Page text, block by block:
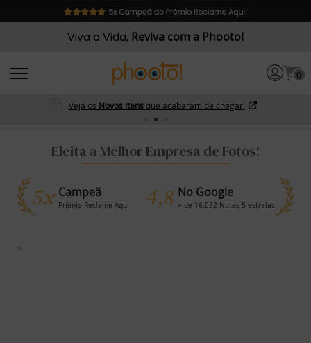
Viva a Vida, Reviva com a Phooto!
0
Veja os Novos Itens que acabaram de chegar!
Eleita a Melhor Empresa de Fotos!
5x Campeã
Prêmio Reclame Aqui 4,8 No Google
+ de 16.052 Notas 5 estrelas